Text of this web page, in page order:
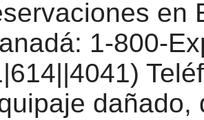
en
1-800-
dañado,